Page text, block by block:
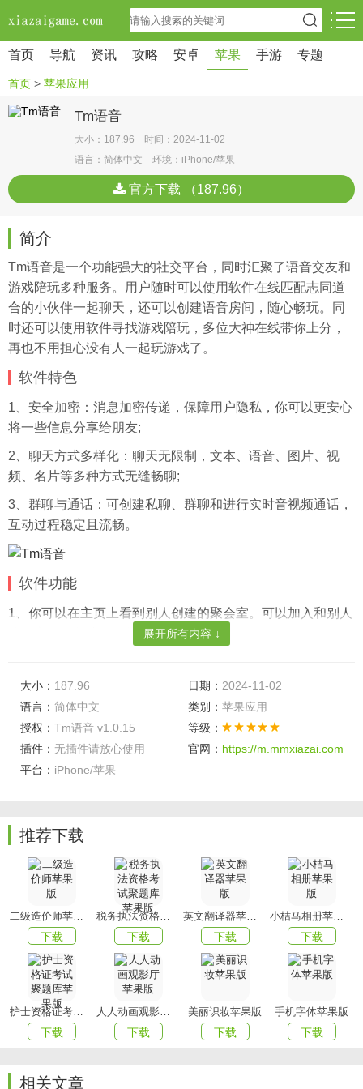
首页 导航 资讯 攻略 安卓 苹果 手游 专题
首页 > 苹果应用
Tm语音
大小：187.96 时间：2024-11-02
语言：简体中文 环境：iPhone/苹果
官方下载 （187.96）
简介
Tm语音是一个功能强大的社交平台，同时汇聚了语音交友和
游戏陪玩多种服务。用户随时可以使用软件在线匹配志同道
合的小伙伴一起聊天，还可以创建语音房间，随心畅玩。同
时还可以使用软件寻找游戏陪玩，多位大神在线带你上分，
再也不用担心没有人一起玩游戏了。
软件特色
1、安全加密：消息加密传递，保障用户隐私，你可以更安心
将一些信息分享给朋友;
2、聊天方式多样化：聊天无限制，文本、语音、图片、视
频、名片等多种方式无缝畅聊;
3、群聊与通话：可创建私聊、群聊和进行实时音视频通话，
互动过程稳定且流畅。
软件功能
1、你可以在主页上看到别人创建的聚会室。可以加入和别人
聊天交友，创建自己的房间;
朋友或者和你的小妹妹一起玩;
3、也可以加入社交游戏，很有娱乐性。你也可以在这里找到
很多小姐姐小哥哥一起玩。
软件亮点
2、同一城市的朋友，每天都有来自同一城市的朋友大量的推
荐，可以随时添加;
3、结交附近的朋友，以及附近的很多朋友，添加成功后就可
上文就是小编为您带来的Tm语音的内容介绍了，更多精彩
APP尽在mmxiazai。
展开所有内容 ↓
大小： 187.96 日期： 2024-11-02
语言： 简体中文 类别： 苹果应用
授权： Tm语音 v1.0.15
等级：
插件： 无插件请放心使用 官网： https://m.mmxiazai.com
平台： iPhone/苹果
推荐下载
二级造价师苹果版
下载
税务执法资格考试聚题库苹果版
下载
英文翻译器苹果版
下载
小桔马相册苹果版
下载
护士资格证考试聚题库苹果版
下载
人人动画观影厅苹果版
下载
美丽识妆苹果版
下载
手机字体苹果版
下载
相关文章